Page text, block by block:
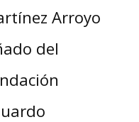
Arroyo
del